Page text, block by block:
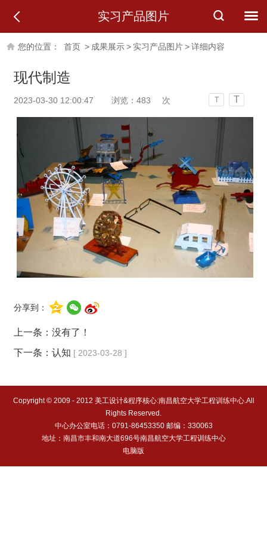
实习产品图片
您的位置： 首页 > 成果展示> 实习产品图片>详细内容
现代制造
2023-03-30 12:00:47 浏览： 483 次 T T
分享到：
上一条：没有了！
下一条： 认知 [ 2023-03-28 ]
Copyright © 2009 - 2012 美工设计&程序核心:南昌航空大学工程训练中心.All
Rights Reserved.
中心办公室电话：0791-86453350 邮编：330063
地址：南昌市丰和南大道696号南昌航空大学工程训练中心
电脑版